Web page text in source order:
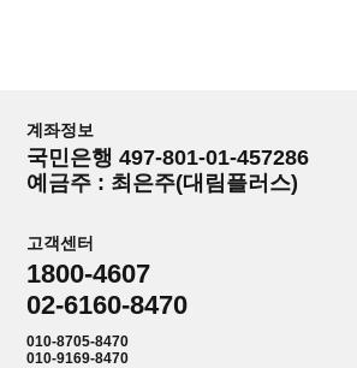
계좌정보
국민은행 497-801-01-457286
예금주 : 최은주(대림플러스)
고객센터
1800-4607
02-6160-8470
010-8705-8470
010-9169-8470